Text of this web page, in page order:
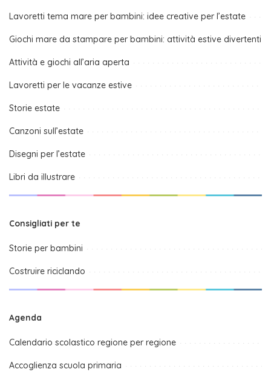
Lavoretti tema mare per bambini: idee creative per l’estate
Giochi mare da stampare per bambini: attività estive divertenti
Attività e giochi all’aria aperta
Lavoretti per le vacanze estive
Storie estate
Canzoni sull’estate
Disegni per l’estate
Libri da illustrare
Consigliati per te
Storie per bambini
Costruire riciclando
Agenda
Calendario scolastico regione per regione
Accoglienza scuola primaria